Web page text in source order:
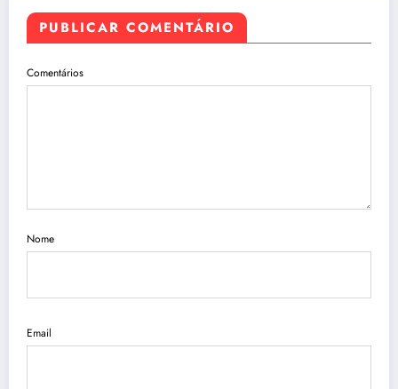
PUBLICAR COMENTÁRIO
Comentários
Nome
Email